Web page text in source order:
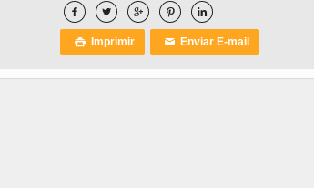
    
 Imprimir ✉ Enviar E-mail